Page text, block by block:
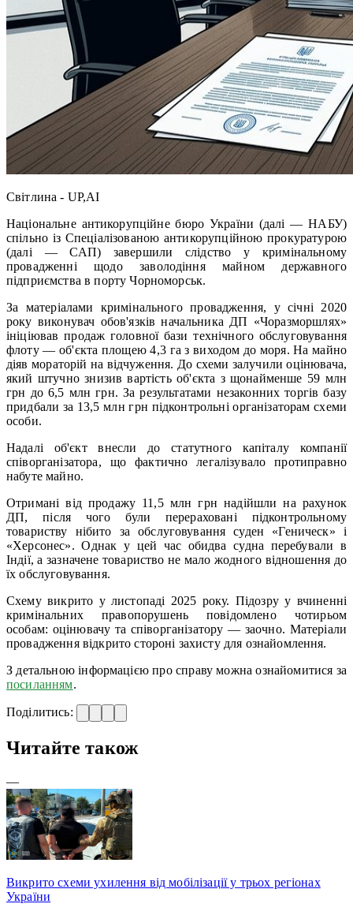
Світлина - UP,AI
Національне антикорупційне бюро України (далі — НАБУ)
спільно із Спеціалізованою антикорупційною прокуратурою
(далі — САП) завершили слідство у кримінальному
провадженні щодо заволодіння майном державного
підприємства в порту Чорноморськ.
За матеріалами кримінального провадження, у січні 2020
року виконувач обов'язків начальника ДП «Чоразморшлях»
ініціював продаж головної бази технічного обслуговування
флоту — об'єкта площею 4,3 га з виходом до моря. На майно
діяв мораторій на відчуження. До схеми залучили оцінювача,
який штучно знизив вартість об'єкта з щонайменше 59 млн
грн до 6,5 млн грн. За результатами незаконних торгів базу
придбали за 13,5 млн грн підконтрольні організаторам схеми
особи.
Надалі об'єкт внесли до статутного капіталу компанії
співорганізатора, що фактично легалізувало протиправно
набуте майно.
Отримані від продажу 11,5 млн грн надійшли на рахунок
ДП, після чого були перераховані підконтрольному
товариству нібито за обслуговування суден «Геническ» і
«Херсонес». Однак у цей час обидва судна перебували в
Індії, а зазначене товариство не мало жодного відношення до
їх обслуговування.
Схему викрито у листопаді 2025 року. Підозру у вчиненні
кримінальних правопорушень повідомлено чотирьом
особам: оцінювачу та співорганізатору — заочно. Матеріали
провадження відкрито стороні захисту для ознайомлення.
З детальною інформацією про справу можна ознайомитися за
посиланням.
Поділитись:
Читайте також
—
Викрито схеми ухилення від мобілізації у трьох регіонах
України